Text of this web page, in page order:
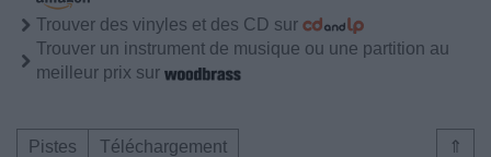
Trouver des vinyles et des CD sur
Trouver un instrument de musique ou une partition au
meilleur prix sur
⇑
Pistes
Téléchargement